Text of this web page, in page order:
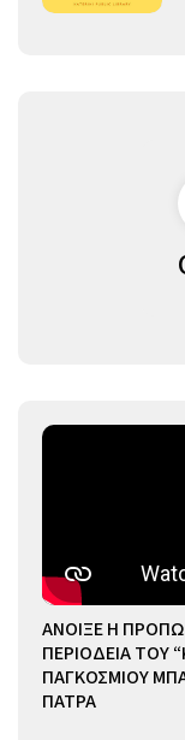
ΑΝΟΙΞΕ Η
ΠΕΡΙΟΔΕΙΑ ΤΟΥ
ΠΑΓΚΟΣΜΙΟΥ
ΠΑΤΡΑ